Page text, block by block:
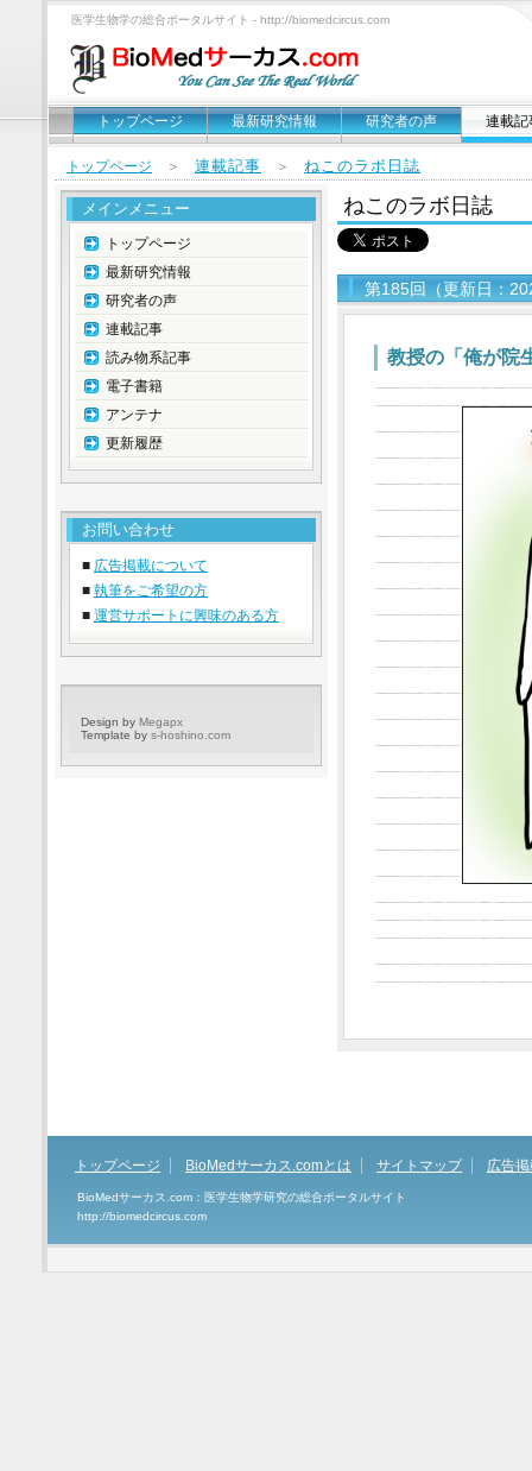
医学生物学の総合ポータルサイト - http://biomedcircus.com
トップページ 最新研究情報 研究者の声 連載記
トップページ ＞ 連載記事 ＞ ねこのラボ日誌
ねこのラボ日誌
第185回（更新日：
教授の「俺が院
メインメニュー
トップページ
最新研究情報
研究者の声
連載記事
読み物系記事
電子書籍
アンテナ
更新履歴
お問い合わせ
■ 広告掲載について
■ 執筆をご希望の方
■ 運営サポートに興味のある方
Design by Megapx
Template by s-hoshino.com
トップページ BioMedサーカス.comとは サイトマップ 広告
BioMedサーカス.com：医学生物学研究の総合ポータルサイト
http://biomedcircus.com